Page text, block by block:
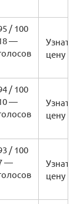
/ 100
—
Узнать
цену
/ 100
—
Узнать
цену
/ 100
—
Узнать
цену